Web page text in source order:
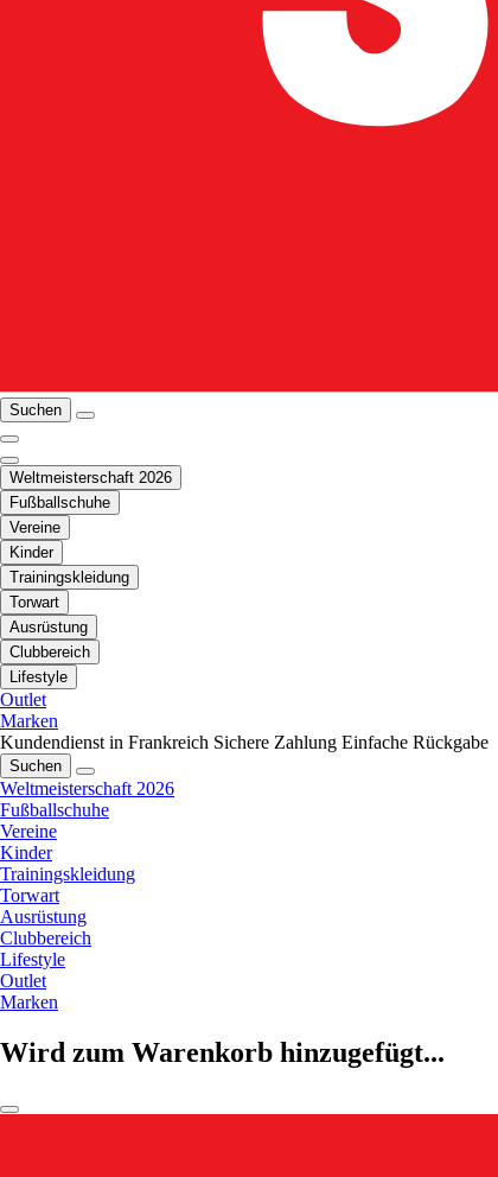
Suchen
Weltmeisterschaft 2026
Fußballschuhe
Vereine
Kinder
Trainingskleidung
Torwart
Ausrüstung
Clubbereich
Lifestyle
Outlet
Marken
Kundendienst in Frankreich Sichere Zahlung Einfache Rückgabe
Suchen
Weltmeisterschaft 2026
Fußballschuhe
Vereine
Kinder
Trainingskleidung
Torwart
Ausrüstung
Clubbereich
Lifestyle
Outlet
Marken
Wird zum Warenkorb hinzugefügt...